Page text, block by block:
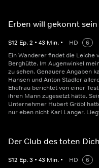
Erben will gekonnt sein
S12 Ep.2 • 43 Min. • HD
6
Ein Wanderer findet die Leiche
Berghütte. Im Augenwinkel
zu sehen. Genauere Angaben
Hansen und Anton Stadler
Ehefrau berichtet von einer
ihren Mann zugesetzt hätte.
Unternehmer Hubert Gröbl
nur eben nicht Karl Langer.
Der Club des toten
S12 Ep.3 • 43 Min. • HD
6